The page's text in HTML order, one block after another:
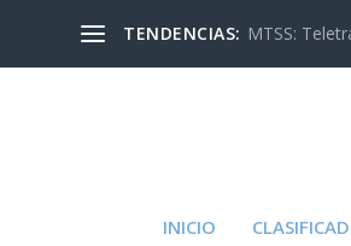
TENDENCIAS: MTSS:
INICIO